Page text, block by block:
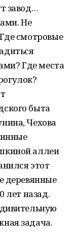
завод…
Не
смотровые
Где места
быта
Чехова
аллеи
этот
деревянные
лет назад.
задача.